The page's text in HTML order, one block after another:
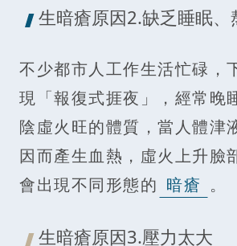
生暗瘡原因2.缺乏睡眠、
不少都市人工作生活忙碌，
現「報復式捱夜」，經常晚
陰虛火旺的體質，當人體津
因而產生血熱，虛火上升臉
會出現不同形態的 暗瘡 。
生暗瘡原因3.壓力太大